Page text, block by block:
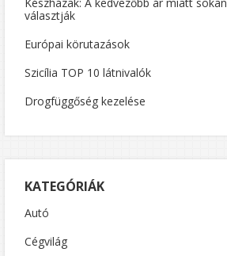
választják
Európai körutazások
Szicília TOP 10 látnivalók
Drogfüggőség kezelése
KATEGÓRIÁK
Autó
Cégvilág